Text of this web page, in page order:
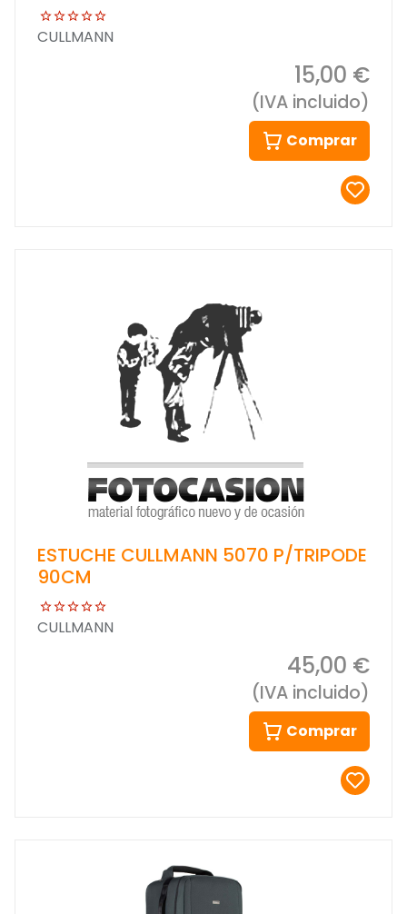
CULLMANN
15,00 €
(IVA incluido)
Comprar
ESTUCHE CULLMANN 5070 P/TRIPODE
90CM
CULLMANN
45,00 €
(IVA incluido)
Comprar